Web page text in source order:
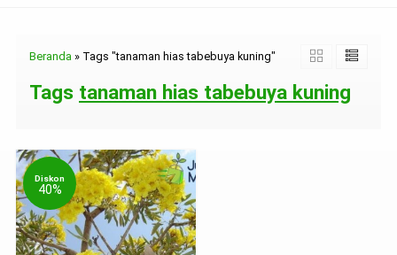
Beranda » Tags "tanaman hias tabebuya kuning"
Tags tanaman hias tabebuya kuning
Diskon
40%